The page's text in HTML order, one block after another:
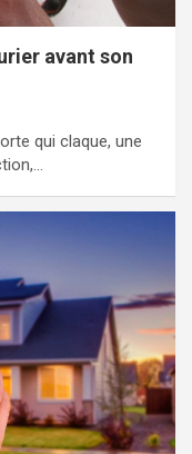
avant son
qui claque, une